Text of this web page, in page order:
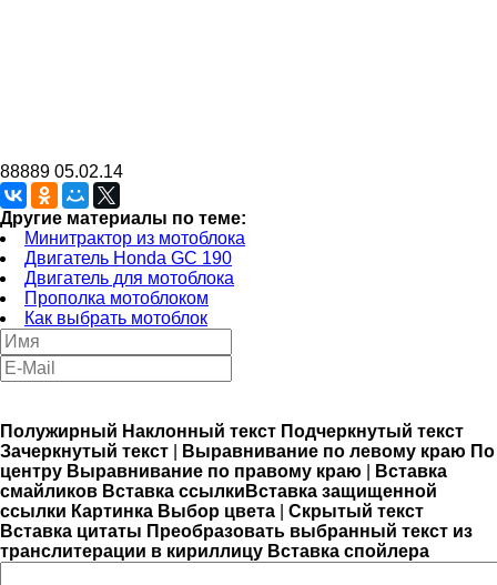
88889 05.02.14
Другие материалы по теме:
Минитрактор из мотоблока
Двигатель Honda GC 190
Двигатель для мотоблока
Прополка мотоблоком
Как выбрать мотоблок
Полужирный Наклонный текст Подчеркнутый текст
Зачеркнутый текст
Выравнивание по левому краю По
центру Выравнивание по правому краю
Вставка
смайликов Вставка ссылки Вставка защищенной
ссылки Картинка Выбор цвета
Скрытый текст
Вставка цитаты Преобразовать выбранный текст из
транслитерации в кириллицу Вставка спойлера